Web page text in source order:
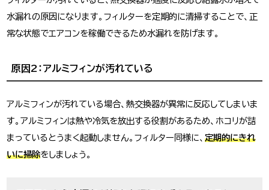
水漏れの原因になります。フィルターを定期的に清掃することで、正
常な状態でエアコンを稼働できるため水漏れを防げます。
原因2：アルミフィンが汚れている
アルミフィンが汚れている場合、熱交換器が異常に反応してしまいま
す。アルミフィンは熱や冷気を放出する役割があるため、ホコリが詰
まっているとうまく起動しません。フィルター同様に、定期的にきれ
いに掃除をしましょう。